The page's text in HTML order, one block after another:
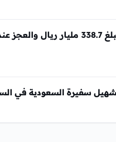
سفيرة السعودية في